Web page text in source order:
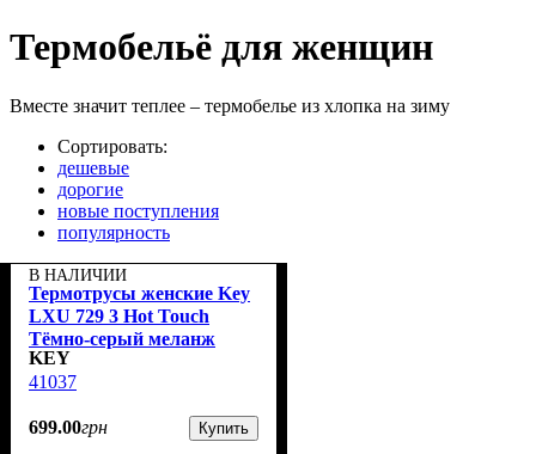
Термобельё для женщин
Вместе значит теплее – термобелье из хлопка на зиму
Сортировать:
дешевые
дорогие
новые поступления
популярность
В НАЛИЧИИ
Термотрусы женские Key
LXU 729 3 Hot Touch
Тёмно-серый меланж
KEY
41037
699.00грн Купить